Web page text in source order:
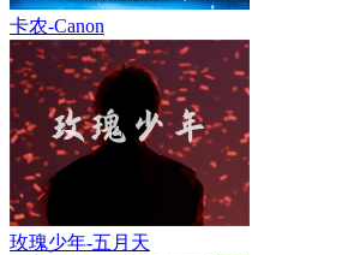
卡农-Canon
玫瑰少年-五月天